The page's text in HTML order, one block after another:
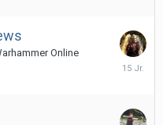
Online
16.